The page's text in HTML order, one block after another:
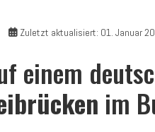
Zuletzt aktualisiert: 01. Januar
einem
im